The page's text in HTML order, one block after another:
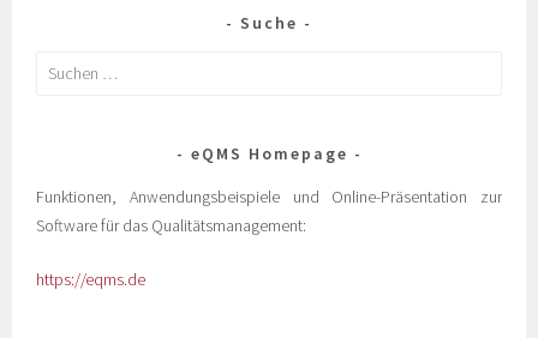
Suche
eQMS Homepage
Funktionen, Anwendungsbeispiele und Online-Präsentation zur
Software für das Qualitätsmanagement:
https://eqms.de